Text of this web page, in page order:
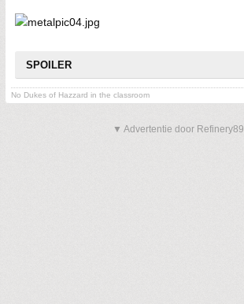
SPOILER
No Dukes of Hazzard in the classroom
▼ Advertentie door Refinery89